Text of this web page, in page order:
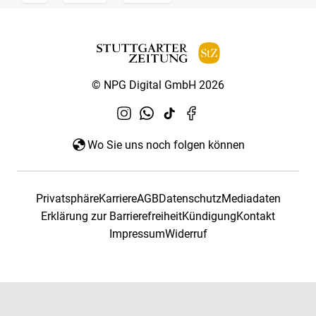
© NPG Digital GmbH 2026
Wo Sie uns noch folgen können
PrivatsphäreKarriereAGBDatenschutzMediadaten
Erklärung zur BarrierefreiheitKündigungKontakt
ImpressumWiderruf